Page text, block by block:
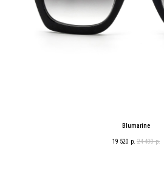
Blumarine
19 520 р. 24 400 р.